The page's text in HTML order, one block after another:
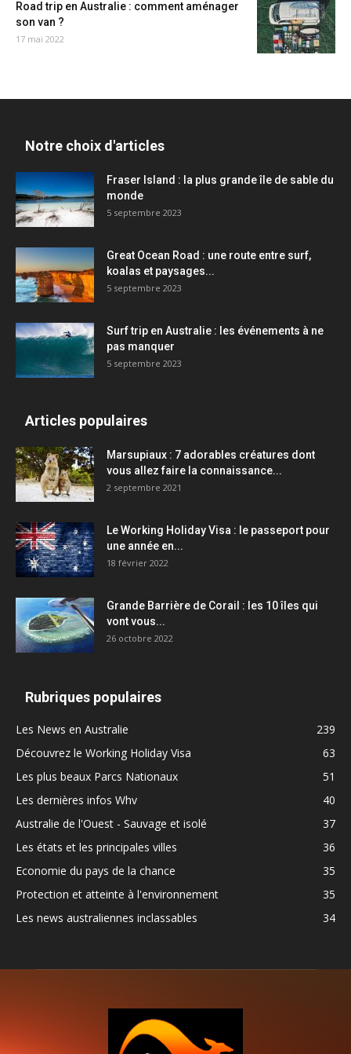
Road trip en Australie : comment aménager
son van ?
17 mai 2022
Notre choix d'articles
Fraser Island : la plus grande île de sable du
monde
5 septembre 2023
Great Ocean Road : une route entre surf,
koalas et paysages...
5 septembre 2023
Surf trip en Australie : les événements à ne
pas manquer
5 septembre 2023
Articles populaires
Marsupiaux : 7 adorables créatures dont
vous allez faire la connaissance...
2 septembre 2021
Le Working Holiday Visa : le passeport pour
une année en...
18 février 2022
Grande Barrière de Corail : les 10 îles qui
vont vous...
26 octobre 2022
Rubriques populaires
Les News en Australie
239
Découvrez le Working Holiday Visa
63
Les plus beaux Parcs Nationaux
51
Les dernières infos Whv
40
Australie de l'Ouest - Sauvage et isolé
37
Les états et les principales villes
36
Economie du pays de la chance
35
Protection et atteinte à l'environnement
35
Les news australiennes inclassables
34